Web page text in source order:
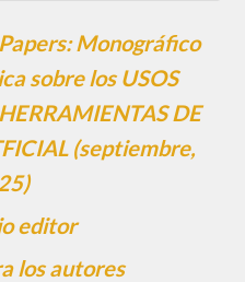
Monográfico
sobre los USOS
DE
(septiembre,
editor
los autores